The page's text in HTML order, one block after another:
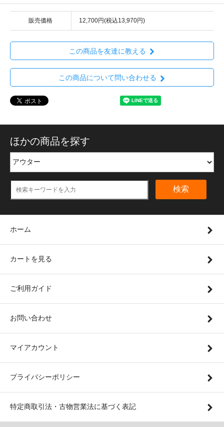
販売価格 12,700円(税込13,970円)
この商品を友達に教える
この商品について問い合わせる
ほかの商品を探す
検索
ホーム
カートを見る
ご利用ガイド
お問い合わせ
マイアカウント
プライバシーポリシー
特定商取引法・古物営業法に基づく表記